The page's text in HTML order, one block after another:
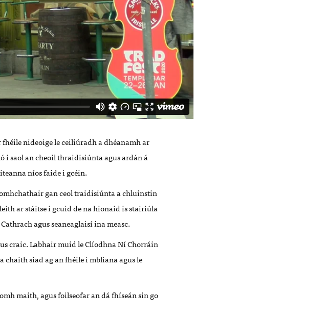
nideoige le ceiliúradh a dhéanamh ar
i saol an cheoil thraidisiúnta agus ardán á
níos faide i gcéin.
gan ceol traidisiúnta a chluinstin
ar stáitse i gcuid de na hionaid is stairiúla
agus seaneaglaisí ina measc.
craic.Labhair muid le Clíodhna Ní Chorráin
chaith siad ag an fhéile i mbliana agus le
maith, agus foilseofar an dá fhíseán sin go